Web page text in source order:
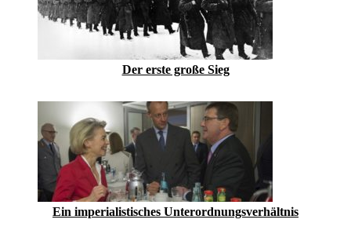
Der erste große Sieg
Ein imperialistisches Unterordnungsverhältnis